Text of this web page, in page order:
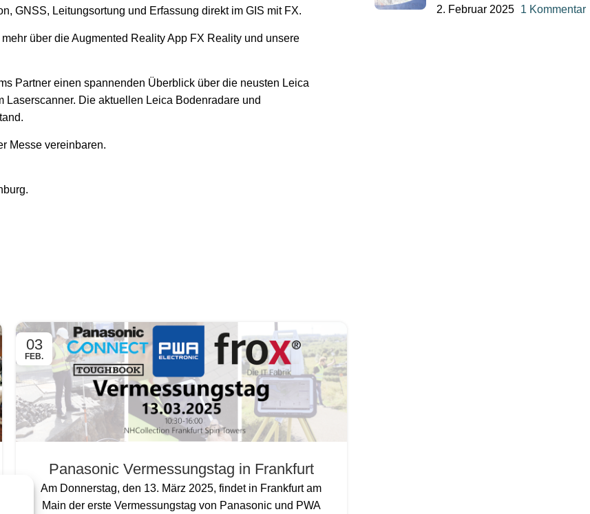
GNSS, Leitungsortung und Erfassung direkt im GIS mit FX.
über die Augmented Reality App FX Reality und unsere
Partner einen spannenden Überblick über die neusten Leica
Laserscanner. Die aktuellen Leica Bodenradare und
Messe vereinbaren.
03
FEB.
Panasonic Vermessungstag in Frankfurt
Am Donnerstag, den 13. März 2025, findet in Frankfurt am
Main der erste Vermessungstag von Panasonic und PWA
2. Februar 2025
1 Kommentar